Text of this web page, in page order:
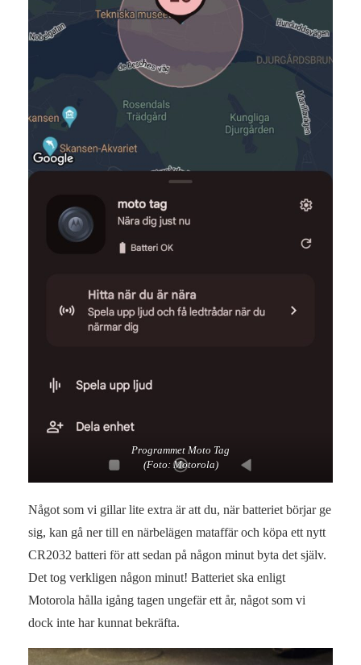
Programmet Moto Tag
(Foto: Motorola)
Något som vi gillar lite extra är att du, när batteriet börjar ge
sig, kan gå ner till en närbelägen mataffär och köpa ett nytt
CR2032 batteri för att sedan på någon minut byta det själv.
Det tog verkligen någon minut! Batteriet ska enligt
Motorola hålla igång tagen ungefär ett år, något som vi
dock inte har kunnat bekräfta.